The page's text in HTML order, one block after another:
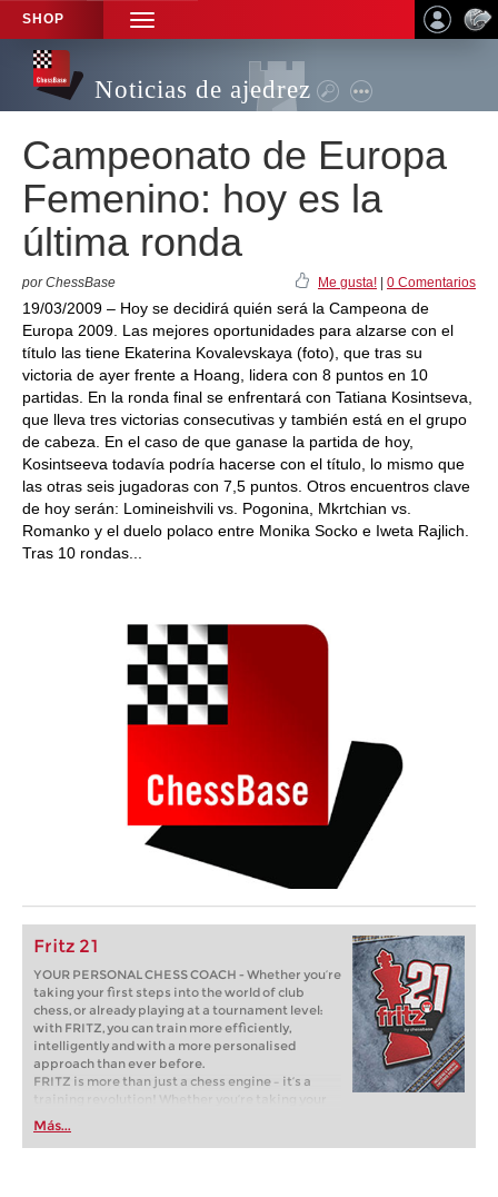
SHOP
TOGGLE
NAVIGATION
Noticias de ajedrez
Campeonato de Europa
Femenino: hoy es la
última ronda
por ChessBase Me gusta! 0 Comentarios
19/03/2009 – Hoy se decidirá quién será la Campeona de
Europa 2009. Las mejores oportunidades para alzarse con el
título las tiene Ekaterina Kovalevskaya (foto), que tras su
victoria de ayer frente a Hoang, lidera con 8 puntos en 10
partidas. En la ronda final se enfrentará con Tatiana Kosintseva,
que lleva tres victorias consecutivas y también está en el grupo
de cabeza. En el caso de que ganase la partida de hoy,
Kosintseeva todavía podría hacerse con el título, lo mismo que
las otras seis jugadoras con 7,5 puntos. Otros encuentros clave
de hoy serán: Lomineishvili vs. Pogonina, Mkrtchian vs.
Romanko y el duelo polaco entre Monika Socko e Iweta Rajlich.
Tras 10 rondas...
Fritz 21
YOUR PERSONAL CHESS COACH - Whether you’re
taking your first steps into the world of club
chess, or already playing at a tournament level:
with FRITZ, you can train more efficiently,
intelligently and with a more personalised
approach than ever before.
FRITZ is more than just a chess engine – it’s a
training revolution! Whether you’re taking your
first steps into the world of club chess, or already
playing at a tournament level: with FRITZ, you can
train more efficiently, intelligently and with a
Más...